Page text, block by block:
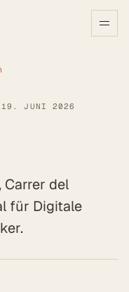
19. JUNI 2026
Carrer del
für Digitale